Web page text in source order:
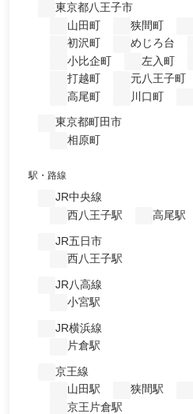
東京都八王子市
山田町
狭間町
初沢町
めじろ台
小比企町
左入町
打越町
元八王子町
高尾町
川口町
東京都町田市
相原町
駅・路線
JR中央線
西八王子駅
高尾駅
JR五日市
西八王子駅
JR八高線
小宮駅
JR横浜線
片倉駅
京王線
山田駅
狭間駅
京王片倉駅